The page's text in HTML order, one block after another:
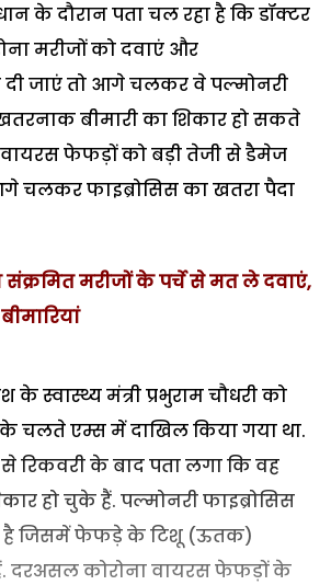
के दौरान पता चल रहा है कि डॉक्टर
मरीजों को दवाएं और
दी जाएं तो आगे चलकर वे पल्मोनरी
बीमारी का शिकार हो सकते
वायरस फेफड़ों को बड़ी तेजी से डैमेज
चलकर फाइब्रोसिस का खतरा पैदा
संक्रमित मरीजों के पर्चे से मत ले दवाएं,
के स्वास्थ्य मंत्री प्रभुराम चौधरी को
चलते एम्स में दाखिल किया गया था.
रिकवरी के बाद पता लगा कि वह
हो चुके हैं. पल्मोनरी फाइब्रोसिस
है जिसमें फेफड़े के टिशू (ऊतक)
हैं. दरअसल कोरोना वायरस फेफड़ों के